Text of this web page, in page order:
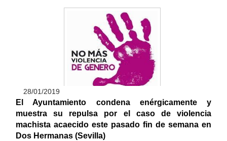
28/01/2019
El Ayuntamiento condena enérgicamente y
muestra su repulsa por el caso de violencia
machista acaecido este pasado fin de semana en
Dos Hermanas (Sevilla)